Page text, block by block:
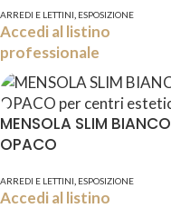
ARREDI E LETTINI ESPOSIZIONE
Accedi al listino
professionale
MENSOLA SLIM BIANCO
OPACO
ARREDI E LETTINI ESPOSIZIONE
Accedi al listino